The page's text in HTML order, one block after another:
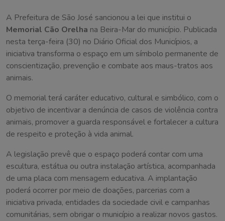
A Prefeitura de São José sancionou a lei que institui o
Memorial Cão Orelha na Beira-Mar do município. Publicada
nesta terça-feira (30) no Diário Oficial dos Municípios, a
iniciativa transforma o espaço em um símbolo permanente de
conscientização, prevenção e combate aos maus-tratos aos
animais.
O memorial terá caráter educativo, cultural e simbólico, com o
objetivo de incentivar a denúncia de casos de violência contra
animais, promover a guarda responsável e fortalecer a cultura
de respeito e proteção à vida animal.
A legislação prevê que o espaço poderá contar com uma
escultura, estátua ou outra instalação artística, acompanhada
de uma placa com mensagem educativa. A implantação
poderá ocorrer por meio de doações, parcerias com a
iniciativa privada, entidades da sociedade civil e campanhas
comunitárias, sem obrigar o município a realizar novos gastos.